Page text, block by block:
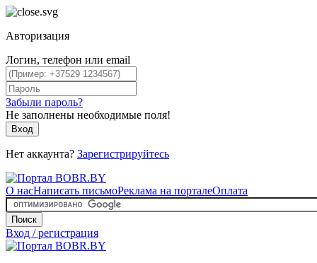
Авторизация
Логин, телефон или email
Забыли пароль?
Не заполнены необходимые поля!
Вход
Нет аккаунта? Зарегистрируйтесь
О насНаписать письмоРеклама на порталеОплата
Поиск
Вход / регистрация